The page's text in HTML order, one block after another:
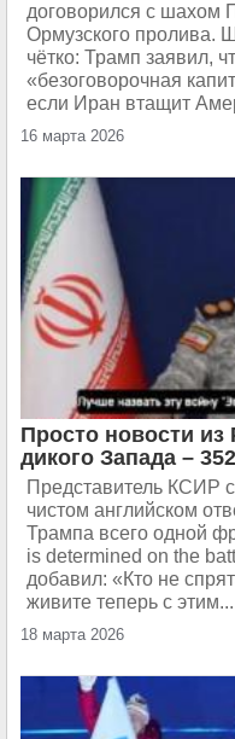
договорился с шахом
Ормузского пролива.
чётко: Трамп заявил,
«безоговорочная
если Иран втащит
16 марта 2026
Просто новости из
дикого Запада – 352
Представитель КСИР
чистом английском
Трампа всего одной
is determined on the
добавил: «Кто не
живите теперь с этим...
18 марта 2026